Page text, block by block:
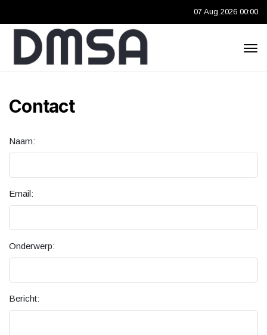
07 Aug 2026 00:00
Contact
Naam:
Email:
Onderwerp:
Bericht: